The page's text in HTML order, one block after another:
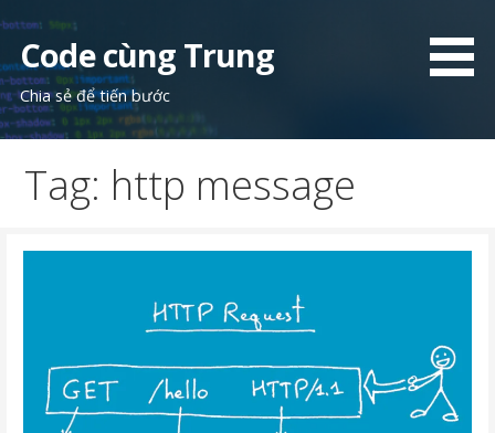
content
Code cùng Trung
Chia sẻ để tiến bước
Tag: http message